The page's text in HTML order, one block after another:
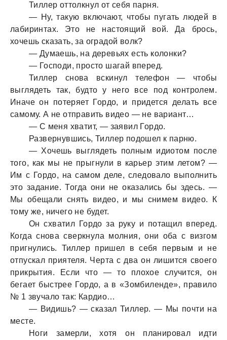
Тиллер оттолкнул от себя парня.
— Ну, такую включают, чтобы пугать людей в
лабиринтах. Это не настоящий вой. Да брось,
хочешь сказать, за оградой волк?
— Думаешь, на деревьях есть колонки?
— Господи, просто шагай вперед.
Тиллер снова вскинул телефон — чтобы
выглядеть так, будто у него все под контролем.
Иначе он потеряет Гордо, и придется делать все
самому. А не отправить видео — не вариант…
— С меня хватит, — заявил Гордо.
Развернувшись, Тиллер подошел к парню.
— Хочешь выглядеть полным идиотом после
того, как мы не прыгнули в карьер этим летом? —
Им с Гордо, на самом деле, следовало выполнить
это задание. Тогда они не оказались бы здесь. —
Мы обещали снять видео, и мы снимем видео. К
тому же, ничего не будет.
Он схватил Гордо за руку и потащил вперед.
Когда снова сверкнула молния, они оба с визгом
пригнулись. Тиллер пришел в себя первым и не
отпускал приятеля. Черта с два он лишится своего
прикрытия. Если что — то плохое случится, он
бегает быстрее Гордо, а в «Зомбиленде», правило
№ 1 звучало так: Кардио…
— Видишь? — сказал Тиллер. — Мы почти на
месте.
Ноги замерли, хотя он планировал идти